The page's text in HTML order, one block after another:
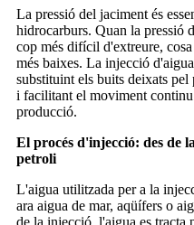
La pressió del jaciment és
hidrocarburs. Quan la pressió
cop més difícil d'extreure,
més baixes. La injecció
substituint els buits deixats
i facilitant el moviment
producció.
El procés d'injecció: des de
petroli
L'aigua utilitzada per a la
ara aigua de mar, aqüífers o
de la injecció, l'aigua es tracta